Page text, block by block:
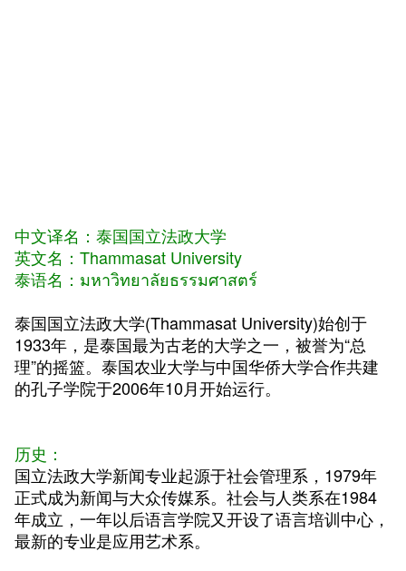
中文译名： 泰国国立法政大学
英文名： Thammasat University
泰语名：มหาวิทยาลัยธรรมศาสตร์
泰国国立法政大学(Thammasat University)始创于
1933年，是泰国最为古老的大学之一，被誉为“总
理”的摇篮。泰国农业大学与中国华侨大学合作共建
的孔子学院于2006年10月开始运行。
历史：
国立法政大学新闻专业起源于社会管理系，1979年
正式成为新闻与大众传媒系。社会与人类系在1984
年成立，一年以后语言学院又开设了语言培训中心，
最新的专业是应用艺术系。